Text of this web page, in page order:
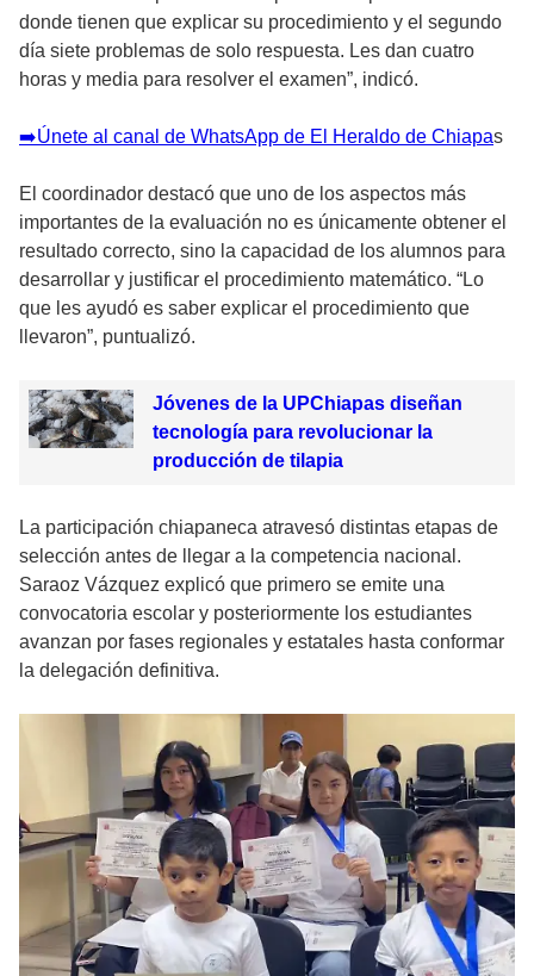
donde tienen que explicar su procedimiento y el segundo
día siete problemas de solo respuesta. Les dan cuatro
horas y media para resolver el examen”, indicó.
➡️Únete al canal de WhatsApp de El Heraldo de Chiapas
El coordinador destacó que uno de los aspectos más
importantes de la evaluación no es únicamente obtener el
resultado correcto, sino la capacidad de los alumnos para
desarrollar y justificar el procedimiento matemático. “Lo
que les ayudó es saber explicar el procedimiento que
llevaron”, puntualizó.
Jóvenes de la UPChiapas diseñan
tecnología para revolucionar la
producción de tilapia
La participación chiapaneca atravesó distintas etapas de
selección antes de llegar a la competencia nacional.
Saraoz Vázquez explicó que primero se emite una
convocatoria escolar y posteriormente los estudiantes
avanzan por fases regionales y estatales hasta conformar
la delegación definitiva.